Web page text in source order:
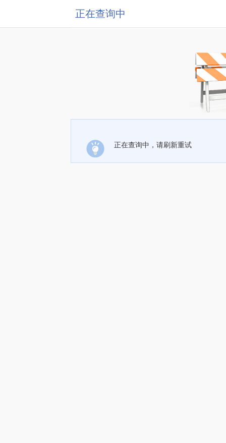
正在查询中
正在查询中，请刷新重试